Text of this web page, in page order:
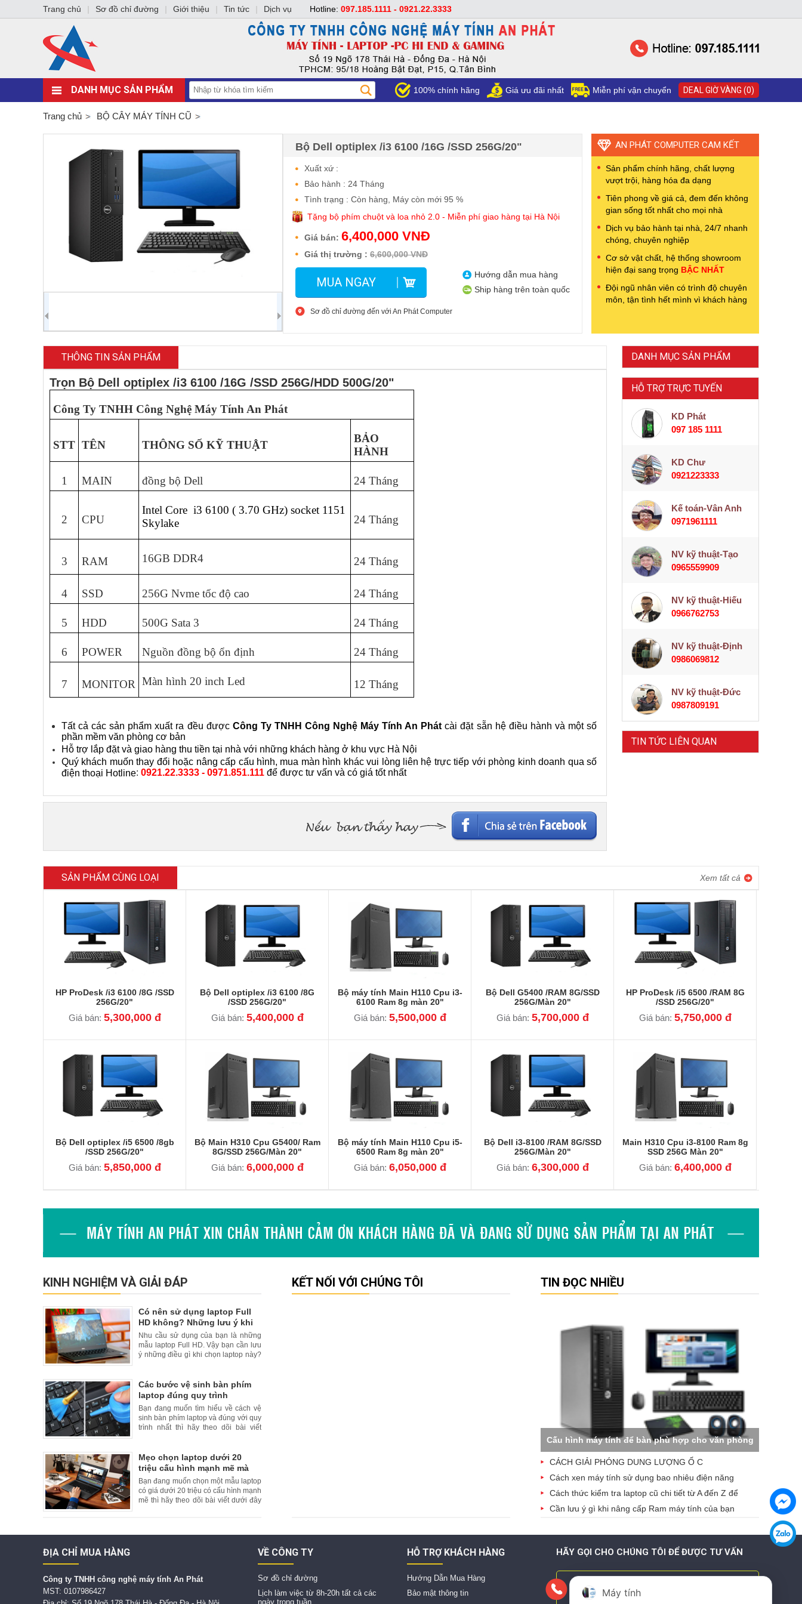
DANH MỤC SẢN PHẨM DEAL GIỜ VÀNG (0)
Miễn phí vận chuyển
Giá ưu đãi nhất
100% chính hãng
Trang chủ BỘ CÂY MÁY TÍNH CŨ
Bộ Dell optiplex /i3 6100 /16G /SSD 256G/20"
Xuất xứ :
Bảo hành : 24 Tháng
Tình trạng : Còn hàng, Máy còn mới 95 %
Tặng bộ phím chuột và loa nhỏ 2.0 - Miễn phí giao hàng tại Hà Nội
Giá bán: 6,400,000 VNĐ
Giá thị trường : 6,600,000 VNĐ
Hướng dẫn mua hàng
Ship hàng trên toàn quốc
MUA NGAY
Sơ đồ chỉ đường đến với An Phát Computer
AN PHÁT COMPUTER CAM KẾT
Sản phẩm chính hãng, chất lượng
vượt trội, hàng hóa đa dạng
Tiên phong về giá cả, đem đến không
gian sống tốt nhất cho mọi nhà
Dịch vụ bảo hành tại nhà, 24/7 nhanh
chóng, chuyên nghiệp
Cơ sở vật chất, hệ thống showroom
hiện đại sang trọng BẬC NHẤT
Đội ngũ nhân viên có trình độ chuyên
môn, tận tình hết mình vì khách hàng
THÔNG TIN SẢN PHẨM
Trọn Bộ Dell optiplex /i3 6100 /16G /SSD 256G/HDD 500G/20"
Công Ty TNHH Công Nghệ Máy Tính An Phát
STT TÊN THÔNG SỐ KỸ THUẬT
BẢO
HÀNH
1 MAIN đồng bộ Dell 24 Tháng
2 CPU
Intel Core i3 6100 ( 3.70 GHz) socket 1151
Skylake
24 Tháng
3 RAM 16GB DDR4 24 Tháng
4 SSD 256G Nvme tốc độ cao 24 Tháng
5 HDD 500G Sata 3 24 Tháng
6 POWER Nguồn đồng bộ ổn định 24 Tháng
7 MONITOR Màn hình 20 inch Led 12 Tháng
Tất cả các sản phẩm xuất ra đều được Công Ty TNHH Công Nghệ Máy Tính An Phát cài đặt sẵn hệ điều hành và một số
phần mềm văn phòng cơ bản
Hỗ trợ lắp đặt và giao hàng thu tiền tại nhà với những khách hàng ở khu vực Hà Nội
Quý khách muốn thay đổi hoặc nâng cấp cấu hình, mua màn hình khác vui lòng liên hệ trực tiếp với phòng kinh doanh qua số
điện thoại Hotline: 0921.22.3333 - 0971.851.111 để được tư vấn và có giá tốt nhất
DANH MỤC SẢN PHẨM
HỖ TRỢ TRỰC TUYẾN
KD Phát
097 185 1111
KD Chư
0921223333
Kế toán-Vân Anh
0971961111
NV kỹ thuật-Tạo
0965559909
NV kỹ thuật-Hiếu
0966762753
NV kỹ thuật-Định
0986069812
NV kỹ thuật-Đức
0987809191
TIN TỨC LIÊN QUAN
Xem tất cả
SẢN PHẨM CÙNG LOẠI
HP ProDesk /i3 6100 /8G /SSD
256G/20"
Giá bán: 5,300,000 đ
Bộ Dell optiplex /i3 6100 /8G
/SSD 256G/20"
Giá bán: 5,400,000 đ
Bộ máy tính Main H110 Cpu i3-
6100 Ram 8g màn 20"
Giá bán: 5,500,000 đ
Bộ Dell G5400 /RAM 8G/SSD
256G/Màn 20"
Giá bán: 5,700,000 đ
HP ProDesk /i5 6500 /RAM 8G
/SSD 256G/20"
Giá bán: 5,750,000 đ
Bộ Dell optiplex /i5 6500 /8gb
/SSD 256G/20"
Giá bán: 5,850,000 đ
Bộ Main H310 Cpu G5400/ Ram
8G/SSD 256G/Màn 20"
Giá bán: 6,000,000 đ
Bộ máy tính Main H110 Cpu i5-
6500 Ram 8g màn 20"
Giá bán: 6,050,000 đ
Bộ Dell i3-8100 /RAM 8G/SSD
256G/Màn 20"
Giá bán: 6,300,000 đ
Main H310 Cpu i3-8100 Ram 8g
SSD 256G Màn 20"
Giá bán: 6,400,000 đ
KINH NGHIỆM VÀ GIẢI ĐÁP
Có nên sử dụng laptop Full
HD không? Những lưu ý khi
lựa chọn?
Nhu cầu sử dụng của bạn là những
mẫu laptop Full HD. Vậy bạn cần lưu
ý những điều gì khi chọn laptop này?
Các bước vệ sinh bàn phím
laptop đúng quy trình
Bạn đang muốn tìm hiểu về cách vệ
sinh bàn phím laptop và đúng với quy
trình nhất thì hãy theo dõi bài viết
Mẹo chọn laptop dưới 20
triệu cấu hình mạnh mẽ mà
bạn nên biết
Bạn đang muốn chọn một mẫu laptop
có giá dưới 20 triệu có cấu hình mạnh
mẽ thì hãy theo dõi bài viết dưới đây
KẾT NỐI VỚI CHÚNG TÔI TIN ĐỌC NHIỀU
Cấu hình máy tính để bàn phù hợp cho văn phòng
CÁCH GIẢI PHÓNG DUNG LƯỢNG Ổ C
Cách xen máy tính sử dụng bao nhiêu điện năng
Cách thức kiểm tra laptop cũ chi tiết từ A đến Z để
tránh mua bị hớ
Cần lưu ý gì khi nâng cấp Ram máy tính của bạn
HÃY GỌI CHO CHÚNG TÔI ĐỂ ĐƯỢC TƯ VẤN
097.185.1111 - 0921.22.3333
ĐỊA CHỈ MUA HÀNG
Công ty TNHH công nghệ máy tính An Phát
MST: 0107986427
VỀ CÔNG TY
Sơ đồ chỉ đường
Lịch làm việc từ 8h-20h tất cả các
ngày trong tuần
HỖ TRỢ KHÁCH HÀNG
Hướng Dẫn Mua Hàng
Bảo mật thông tin
Trang chủ | Sơ đồ chỉ đường | Giới thiệu | Tin tức | Dịch vụ Hotline: 097.185.1111 - 0921.22.3333
Máy tính